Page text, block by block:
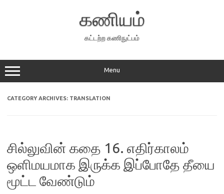
கணியம்
கட்டற்ற கணிநுட்பம்
Menu
CATEGORY ARCHIVES: TRANSLATION
சில்லுவின் கதை 16. எதிர்காலம்
ஒளிமயமாக இருக்க இப்போதே தீயை
மூட்ட வேண்டும்